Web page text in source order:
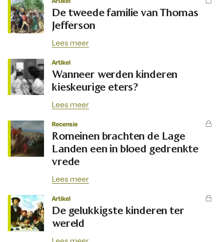
De tweede familie van Thomas
Jefferson
Lees meer
Artikel
Wanneer werden kinderen
kieskeurige eters?
Lees meer
Recensie
Romeinen brachten de Lage
Landen een in bloed gedrenkte
vrede
Lees meer
Artikel
De gelukkigste kinderen ter
wereld